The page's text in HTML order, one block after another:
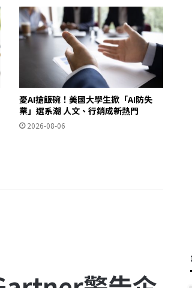
憂AI搶飯碗！美國大學生掀「AI防失
業」選系潮 人文、行銷成新熱門
2026-08-06